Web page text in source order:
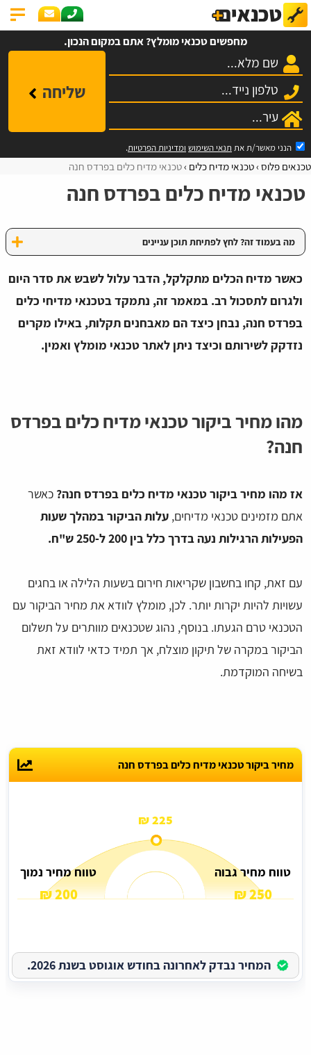
מחפשים טכנאי מומלץ? אתם במקום הנכון.
שליחה
הנני מאשר/ת את תנאי השימוש ומדיניות הפרטיות.
טכנאים פלוס טכנאי מדיח כלים טכנאי מדיח כלים בפרדס חנה
טכנאי מדיח כלים בפרדס חנה
מה בעמוד זה? לחץ לפתיחת תוכן עניינים
כאשר מדיח הכלים מתקלקל, הדבר עלול לשבש את סדר היום
ולגרום לתסכול רב. במאמר זה, נתמקד בטכנאי מדיחי כלים
בפרדס חנה, נבחן כיצד הם מאבחנים תקלות, באילו מקרים
נזדקק לשירותם וכיצד ניתן לאתר טכנאי מומלץ ואמין.
מהו מחיר ביקור טכנאי מדיח כלים בפרדס
חנה?
אז מהו מחיר ביקור טכנאי מדיח כלים בפרדס חנה? כאשר
אתם מזמינים טכנאי מדיחים, עלות הביקור במהלך שעות
הפעילות הרגילות נעה בדרך כלל בין 200 ל-250 ש"ח.
עם זאת, קחו בחשבון שקריאות חירום בשעות הלילה או בחגים
עשויות להיות יקרות יותר. לכן, מומלץ לוודא את מחיר הביקור עם
הטכנאי טרם הגעתו. בנוסף, נהוג שטכנאים מוותרים על תשלום
הביקור במקרה של תיקון מוצלח, אך תמיד כדאי לוודא זאת
בשיחה המוקדמת.
מחיר ביקור טכנאי מדיח כלים בפרדס חנה
225 ₪
טווח מחיר גבוה
250 ₪
טווח מחיר נמוך
200 ₪
המחיר נבדק לאחרונה בחודש אוגוסט בשנת 2026.